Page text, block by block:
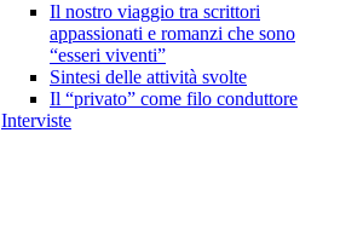
Il nostro viaggio tra scrittori
appassionati e romanzi che sono
“esseri viventi”
Sintesi delle attività svolte
Il “privato” come filo conduttore
Interviste